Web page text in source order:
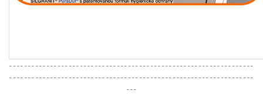
------------------------------------------------------------------
------------------------------------------------------------------
---